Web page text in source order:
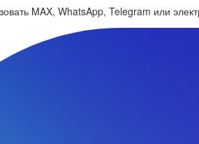
MAX, WhatsApp, Telegram или